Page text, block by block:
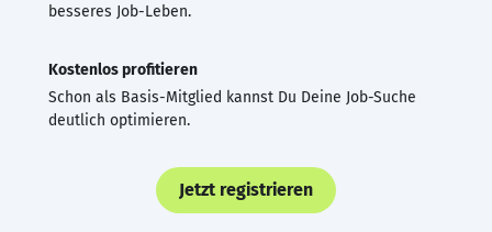
besseres Job-Leben.
Kostenlos profitieren
Schon als Basis-Mitglied kannst Du Deine Job-Suche
deutlich optimieren.
Jetzt registrieren